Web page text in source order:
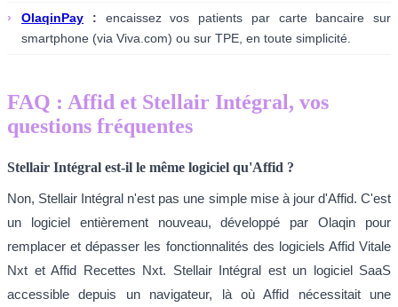
› OlaqinPay : encaissez vos patients par carte bancaire sur
smartphone (via Viva.com) ou sur TPE, en toute simplicité.
FAQ : Affid et Stellair Intégral, vos
questions fréquentes
Stellair Intégral est-il le même logiciel qu'Affid ?
Non, Stellair Intégral n'est pas une simple mise à jour d'Affid. C'est
un logiciel entièrement nouveau, développé par Olaqin pour
remplacer et dépasser les fonctionnalités des logiciels Affid Vitale
Nxt et Affid Recettes Nxt. Stellair Intégral est un logiciel SaaS
accessible depuis un navigateur, là où Affid nécessitait une